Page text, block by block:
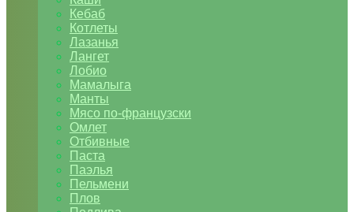
Кебаб
Котлеты
Лазанья
Лангет
Лобио
Мамалыга
Манты
Мясо по-французски
Омлет
Отбивные
Паста
Паэлья
Пельмени
Плов